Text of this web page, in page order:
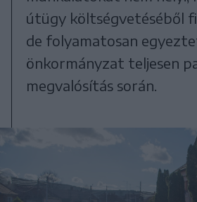
útügy költségvetéséből
de folyamatosan
önkormányzat teljesen
megvalósítás során.